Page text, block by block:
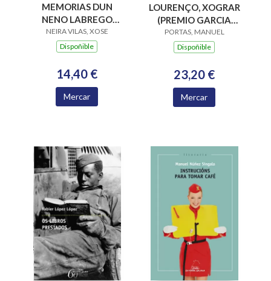
MEMORIAS DUN
NENO LABREGO
(B.N.VILAS)
NEIRA VILAS, XOSE
Dispoñible
14,40 €
Mercar
LOURENÇO, XOGRAR
(PREMIO GARCIA
BARROS 2015)
PORTAS, MANUEL
Dispoñible
23,20 €
Mercar